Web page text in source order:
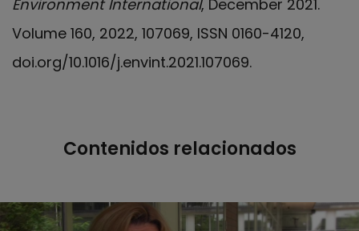
Environment International, December 2021.
Volume 160, 2022, 107069, ISSN 0160-4120,
doi.org/10.1016/j.envint.2021.107069.
Contenidos relacionados